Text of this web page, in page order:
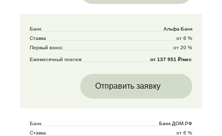
Банк
Альфа-Банк
Ставка
от 6 %
Первый взнос
от 20 %
Ежемесячный платеж от 137 951 ₽/мес
Отправить заявку
Банк
Банк ДОМ.РФ
Ставка
от 6 %